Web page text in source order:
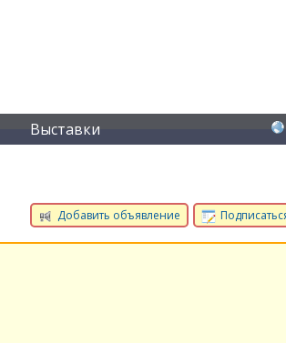
Выставки
Добавить объявление